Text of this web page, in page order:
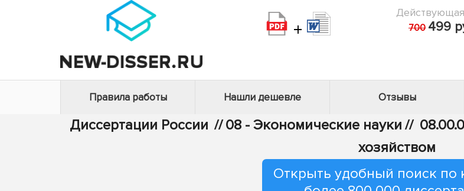
+ 700 499
Правила работы Нашли дешевле Отзывы
Диссертации России // 08 - Экономические науки //
хозяйством
Открыть удобный поиск по